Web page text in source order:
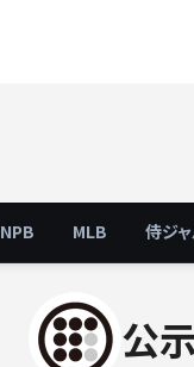
NPB MLB 侍ジ
公